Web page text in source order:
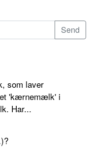
som laver
'kærnemælk' i
Har...